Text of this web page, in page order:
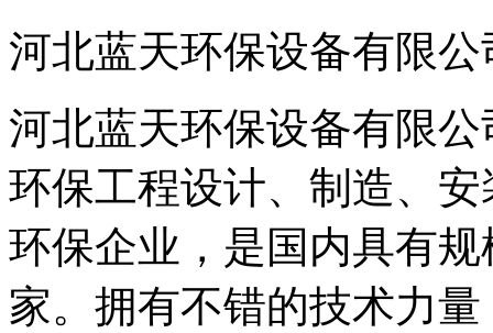
河北蓝天环保设备有限公
河北蓝天环保设备有限
环保工程设计、制造、
环保企业，是国内具有
家。拥有不错的技术力